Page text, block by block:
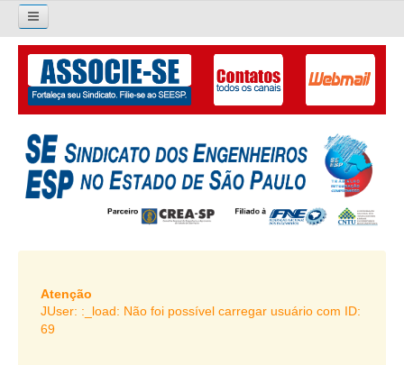
Pesquisar...
O SINDICATO
APRESENTAÇÃO
PALAVRA DO PRESIDENTE
DIRETORIA
LIVRO GESTÃO 2026-2029
SUBSEDES SINDICAIS
Atenção
JUser: :_load: Não foi possível carregar usuário com ID:
69